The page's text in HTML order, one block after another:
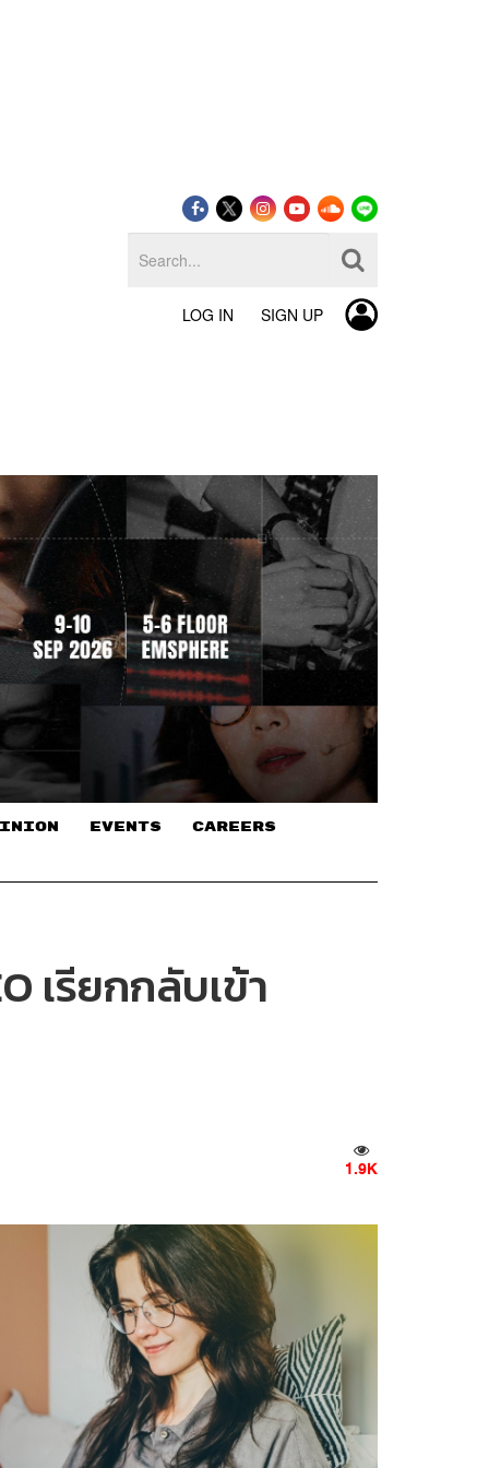
LOG IN SIGN UP
EVENTS CAREERS
เรียกกลับเข้า
1.9K